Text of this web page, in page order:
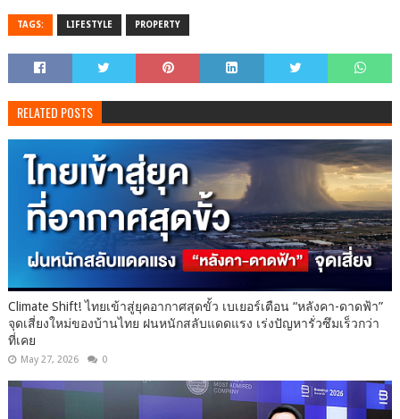
TAGS: LIFESTYLE PROPERTY
RELATED POSTS
Climate Shift! ไทยเข้าสู่ยุคอากาศสุดขั้ว เบเยอร์เตือน “หลังคา-ดาดฟ้า”
จุดเสี่ยงใหม่ของบ้านไทย ฝนหนักสลับแดดแรง เร่งปัญหารั่วซึมเร็วกว่า
ที่เคย
May 27, 2026 0